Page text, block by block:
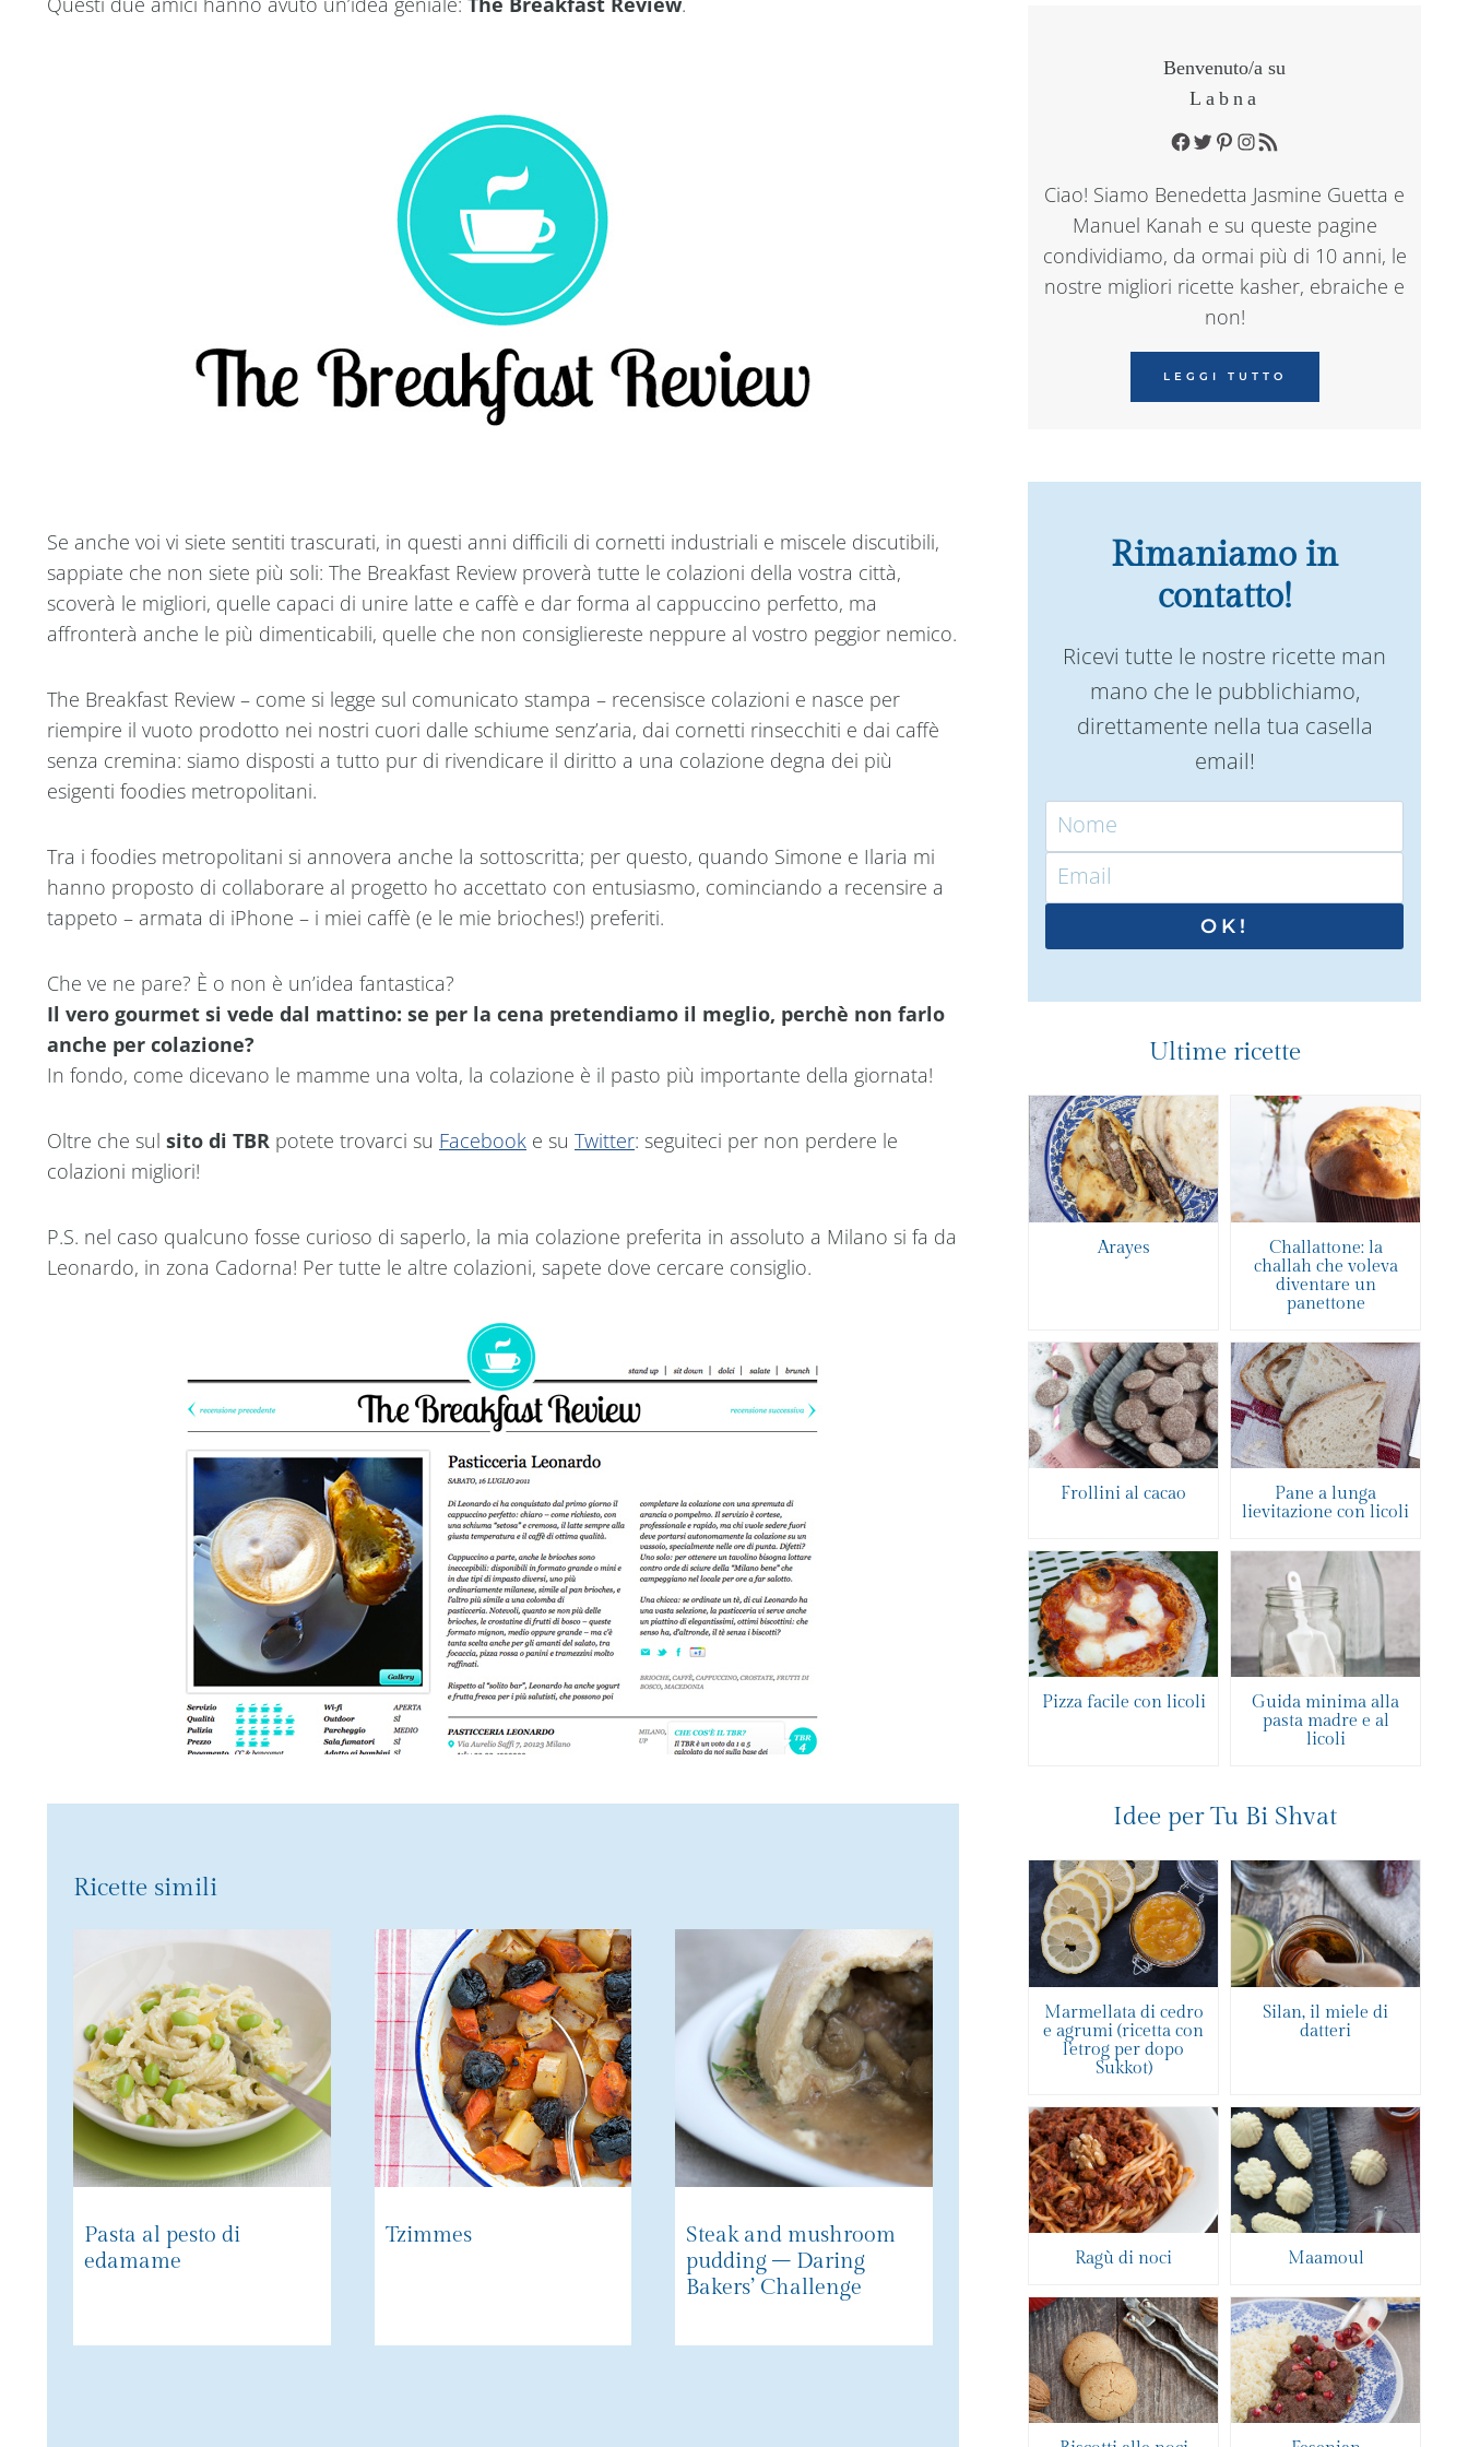
Se anche voi vi siete sentiti trascurati, in questi anni difficili di cornetti industriali e miscele discutibili,
sappiate che non siete più soli: The Breakfast Review proverà tutte le colazioni della vostra città,
scoverà le migliori, quelle capaci di unire latte e caffè e dar forma al cappuccino perfetto, ma
affronterà anche le più dimenticabili, quelle che non consigliereste neppure al vostro peggior nemico.
The Breakfast Review – come si legge sul comunicato stampa – recensisce colazioni e nasce per
riempire il vuoto prodotto nei nostri cuori dalle schiume senz’aria, dai cornetti rinsecchiti e dai caffè
senza cremina: siamo disposti a tutto pur di rivendicare il diritto a una colazione degna dei più
esigenti foodies metropolitani.
Tra i foodies metropolitani si annovera anche la sottoscritta; per questo, quando Simone e Ilaria mi
hanno proposto di collaborare al progetto ho accettato con entusiasmo, cominciando a recensire a
tappeto – armata di iPhone – i miei caffè (e le mie brioches!) preferiti.
Che ve ne pare? È o non è un’idea fantastica?
Il vero gourmet si vede dal mattino: se per la cena pretendiamo il meglio, perchè non farlo
anche per colazione?
In fondo, come dicevano le mamme una volta, la colazione è il pasto più importante della giornata!
Oltre che sul sito di TBR potete trovarci su Facebook e su Twitter: seguiteci per non perdere le
colazioni migliori!
P.S. nel caso qualcuno fosse curioso di saperlo, la mia colazione preferita in assoluto a Milano si fa da
Leonardo, in zona Cadorna! Per tutte le altre colazioni, sapete dove cercare consiglio.
Ricette simili
Pasta al pesto di
edamame
Tzimmes
Steak and mushroom
pudding – Daring
Bakers’ Challenge
Benvenuto/a su
Labna
Facebook
TwitterPinterest
Instagram
RSS Feed
Ciao! Siamo Benedetta Jasmine Guetta e
Manuel Kanah e su queste pagine
condividiamo, da ormai più di 10 anni, le
nostre migliori ricette kasher, ebraiche e
non!
LEGGI TUTTO
Rimaniamo in
contatto!
Ricevi tutte le nostre ricette man
mano che le pubblichiamo,
direttamente nella tua casella
email!
OK!
Ultime ricette
Arayes
Challattone: la
challah che voleva
diventare un
panettone
Frollini al cacao
Pane a lunga
lievitazione con licoli
Pizza facile con licoli
Guida minima alla
pasta madre e al
licoli
Idee per Tu Bi Shvat
Marmellata di cedro
e agrumi (ricetta con
l’etrog per dopo
Sukkot)
Silan, il miele di
datteri
Ragù di noci Maamoul